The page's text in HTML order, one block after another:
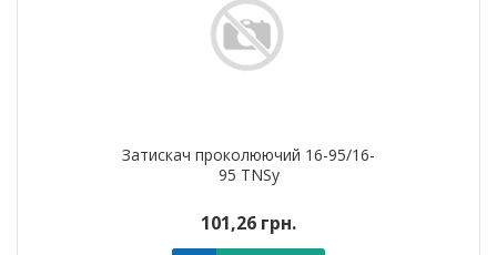
Затискач проколюючий 16-95/16-
95 TNSy
101,26 грн.